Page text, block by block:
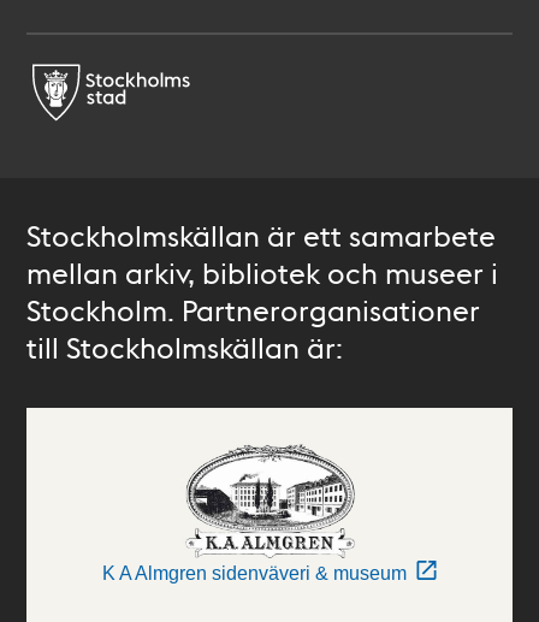
Stockholmskällan är ett samarbete
mellan arkiv, bibliotek och museer i
Stockholm. Partnerorganisationer
till Stockholmskällan är:
K A Almgren sidenväveri & museum